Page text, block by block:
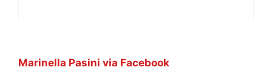
Marinella Pasini via Facebook